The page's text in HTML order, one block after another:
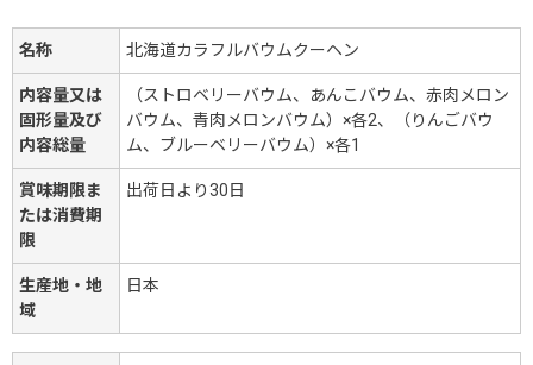
名称 北海道カラフルバウムクーヘン
内容量又は
固形量及び
内容総量
（ストロベリーバウム、あんこバウム、赤肉メロン
バウム、青肉メロンバウム）×各2、（りんごバウ
ム、ブルーベリーバウム）×各1
賞味期限ま
たは消費期
限
出荷日より30日
生産地・地
域
日本